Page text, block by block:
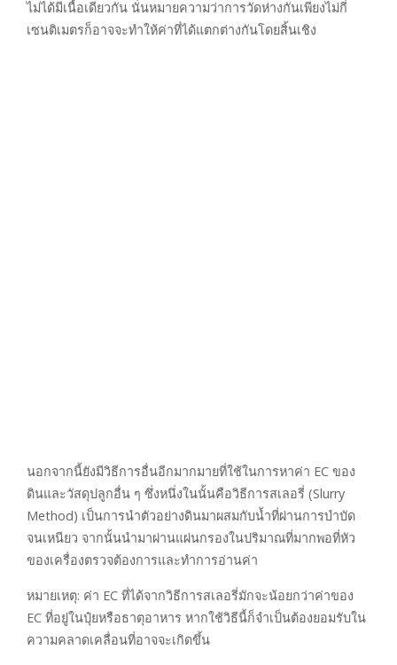
ไม่ได้มีเนื้อเดียวกัน นั่นหมายความว่าการวัดห่างกันเพียงไม่กี่
เซนติเมตรก็อาจจะทำให้ค่าที่ได้แตกต่างกันโดยสิ้นเชิง
นอกจากนี้ยังมีวิธีการอื่นอีกมากมายที่ใช้ในการหาค่า EC ของ
ดินและวัสดุปลูกอื่น ๆ ซึ่งหนึ่งในนั้นคือวิธีการสเลอรี่ (Slurry
Method) เป็นการนำตัวอย่างดินมาผสมกับน้ำที่ผ่านการบำบัด
จนเหนียว จากนั้นนำมาผ่านแผ่นกรองในปริมาณที่มากพอที่หัว
ของเครื่องตรวจต้องการและทำการอ่านค่า
หมายเหตุ: ค่า EC ที่ได้จากวิธีการสเลอรี่มักจะน้อยกว่าค่าของ
EC ที่อยู่ในปุ๋ยหรือธาตุอาหาร หากใช้วิธีนี้ก็จำเป็นต้องยอมรับใน
ความคลาดเคลื่อนที่อาจจะเกิดขึ้น